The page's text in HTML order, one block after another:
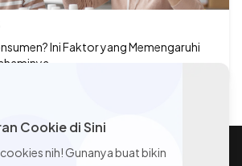
Ini Faktor yang Memengaruhi
Cookie di Sini
nih! Gunanya buat bikin